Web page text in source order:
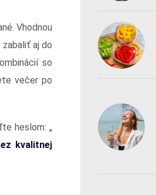
Vhodnou
aj do
so
večer po
heslom: „
kvalitnej